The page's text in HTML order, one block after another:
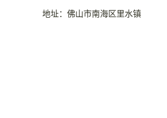
地址：佛山市南海区里水镇